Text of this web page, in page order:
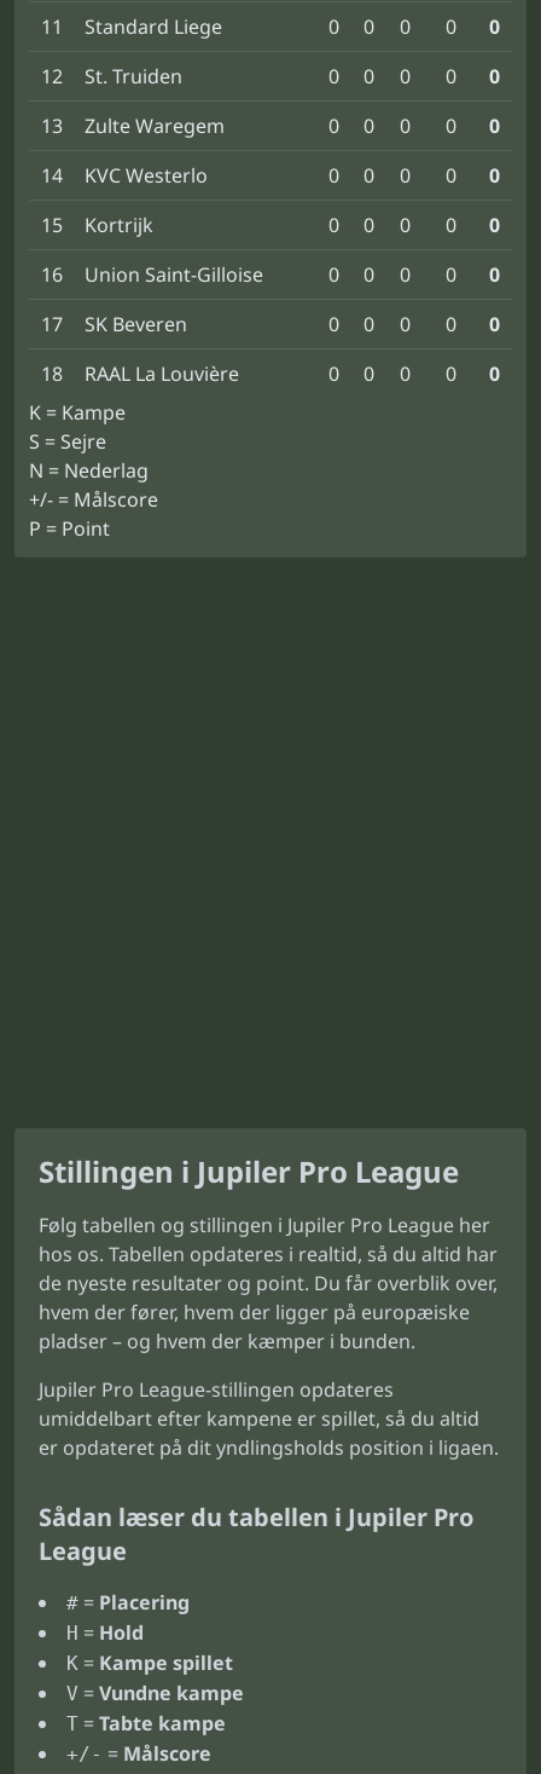
11
Standard Liege 0 0 0 0
0
12
St. Truiden 0 0 0 0
0
13
Zulte Waregem 0 0 0 0
0
14
KVC Westerlo 0 0 0 0
0
15
Kortrijk 0 0 0 0
0
16
Union Saint-Gilloise 0 0 0 0
0
17
SK Beveren 0 0 0 0
0
18
RAAL La Louvière 0 0 0 0
0
K = Kampe
S = Sejre
N = Nederlag
+/- = Målscore
P = Point
Stillingen i Jupiler Pro League
Følg tabellen og stillingen i Jupiler Pro League her
hos os. Tabellen opdateres i realtid, så du altid har
de nyeste resultater og point. Du får overblik over,
hvem der fører, hvem der ligger på europæiske
pladser – og hvem der kæmper i bunden.
Jupiler Pro League-stillingen opdateres
umiddelbart efter kampene er spillet, så du altid
er opdateret på dit yndlingsholds position i ligaen.
Sådan læser du tabellen i Jupiler Pro
League
# = Placering
H = Hold
K = Kampe spillet
V =Vundne kampe
T =Tabte kampe
+/- = Målscore